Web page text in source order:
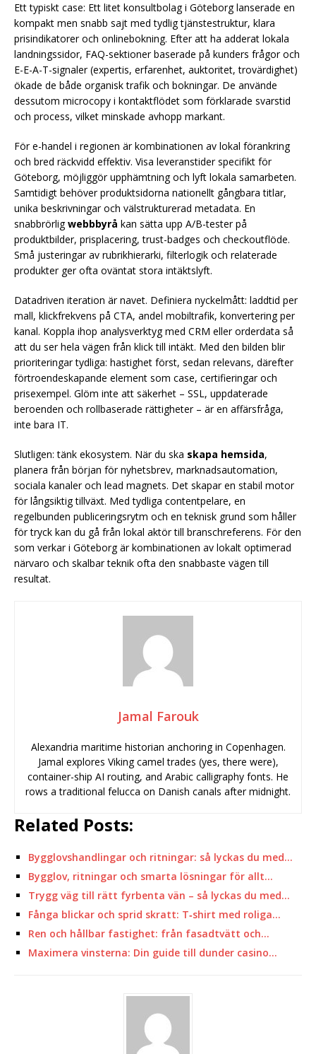
Ett typiskt case: Ett litet konsultbolag i Göteborg lanserade en
kompakt men snabb sajt med tydlig tjänstestruktur, klara
prisindikatorer och onlinebokning. Efter att ha adderat lokala
landningssidor, FAQ-sektioner baserade på kunders frågor och
E-E-A-T-signaler (expertis, erfarenhet, auktoritet, trovärdighet)
ökade de både organisk trafik och bokningar. De använde
dessutom microcopy i kontaktflödet som förklarade svarstid
och process, vilket minskade avhopp markant.
För e-handel i regionen är kombinationen av lokal förankring
och bred räckvidd effektiv. Visa leveranstider specifikt för
Göteborg, möjliggör upphämtning och lyft lokala samarbeten.
Samtidigt behöver produktsidorna nationellt gångbara titlar,
unika beskrivningar och välstrukturerad metadata. En
snabbrörligwebbbyrå kan sätta upp A/B-tester på
produktbilder, prisplacering, trust-badges och checkoutflöde.
Små justeringar av rubrikhierarki, filterlogik och relaterade
produkter ger ofta oväntat stora intäktslyft.
Datadriven iteration är navet. Definiera nyckelmått: laddtid per
mall, klickfrekvens på CTA, andel mobiltrafik, konvertering per
kanal. Koppla ihop analysverktyg med CRM eller orderdata så
att du ser hela vägen från klick till intäkt. Med den bilden blir
prioriteringar tydliga: hastighet först, sedan relevans, därefter
förtroendeskapande element som case, certifieringar och
prisexempel. Glöm inte att säkerhet – SSL, uppdaterade
beroenden och rollbaserade rättigheter – är en affärsfråga,
inte bara IT.
Slutligen: tänk ekosystem. När du ska skapa hemsida,
planera från början för nyhetsbrev, marknadsautomation,
sociala kanaler och lead magnets. Det skapar en stabil motor
för långsiktig tillväxt. Med tydliga contentpelare, en
regelbunden publiceringsrytm och en teknisk grund som håller
för tryck kan du gå från lokal aktör till branschreferens. För den
som verkar i Göteborg är kombinationen av lokalt optimerad
närvaro och skalbar teknik ofta den snabbaste vägen till
resultat.
Jamal Farouk
Alexandria maritime historian anchoring in Copenhagen.
Jamal explores Viking camel trades (yes, there were),
container-ship AI routing, and Arabic calligraphy fonts. He
rows a traditional felucca on Danish canals after midnight.
Related Posts:
Bygglovshandlingar och ritningar: så lyckas du med…
Bygglov, ritningar och smarta lösningar för allt…
Trygg väg till rätt fyrbenta vän – så lyckas du med…
Fånga blickar och sprid skratt: T‑shirt med roliga…
Ren och hållbar fastighet: från fasadtvätt och…
Maximera vinsterna: Din guide till dunder casino…